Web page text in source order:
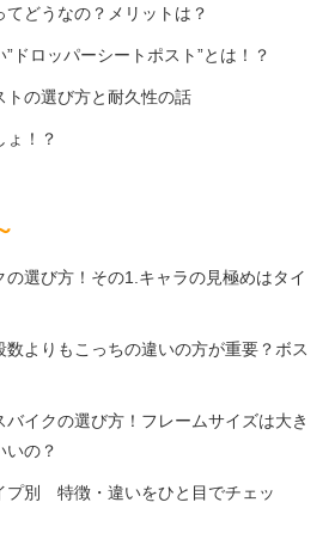
てどうなの？メリットは？
”ドロッパーシートポスト”とは！？
トの選び方と耐久性の話
ょ！？
の選び方！その1.キャラの見極めはタイ
よりもこっちの違いの方が重要？ボス
バイクの選び方！フレームサイズは大き
いの？
プ別 特徴・違いをひと目でチェッ